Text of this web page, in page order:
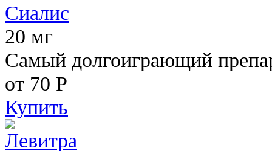
Сиалис
20 мг
Самый долгоиграющий
от 70 Р
Купить